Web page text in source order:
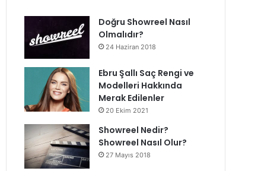
Doğru Showreel Nasıl
Olmalıdır?
24 Haziran 2018
Ebru Şallı Saç Rengi ve
Modelleri Hakkında
Merak Edilenler
20 Ekim 2021
Showreel Nedir?
Showreel Nasıl Olur?
27 Mayıs 2018